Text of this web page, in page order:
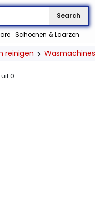
Search
Schoenen & Laarzen
reinigen Wasmachines
0